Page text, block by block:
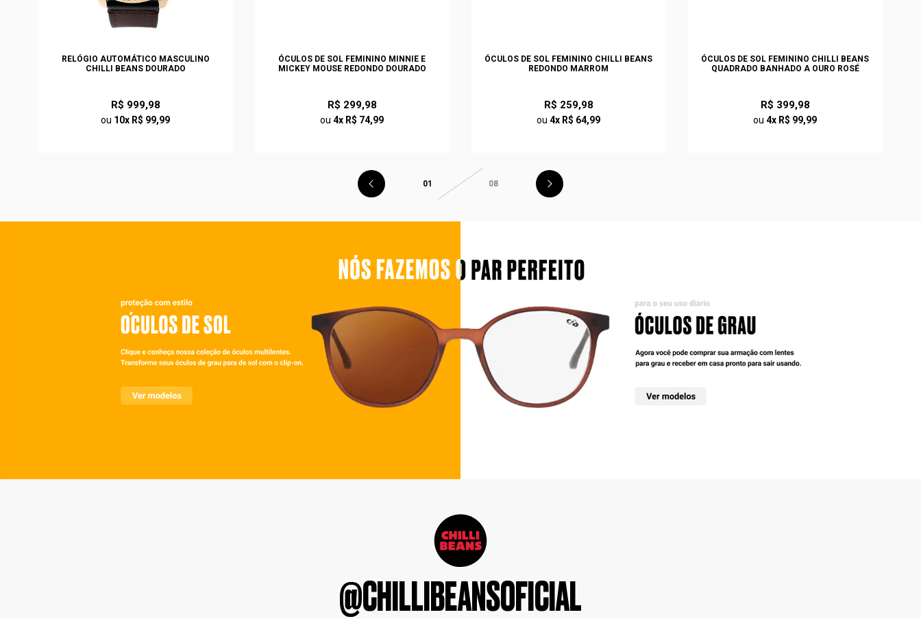
RELÓGIO AUTOMÁTICO MASCULINO
CHILLI BEANS DOURADO
R$ 999,98
ou 10x R$ 99,99
ÓCULOS DE SOL FEMININO MINNIE E
MICKEY MOUSE REDONDO DOURADO
R$ 299,98
ou4x R$ 74,99
ÓCULOS DE SOL FEMININO CHILLI BEANS
REDONDO MARROM
R$ 259,98
ou4x R$ 64,99
ÓCULOS DE SOL FEMININO CHILLI BEANS
QUADRADO BANHADO A OURO ROSÉ
R$ 399,98
ou4x R$ 99,99
01 08
@CHILLIBEANSOFICIAL